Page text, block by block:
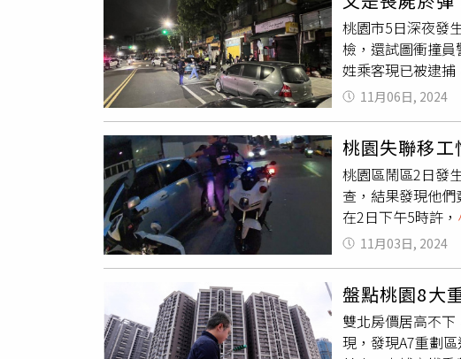
等指標案共襄盛舉
區的「悦讀伊頓」
強勢上場其來有
設、機能逐步到位
的年增幅，不過
城」，破百億元
天鵝、興富發接
住展雜誌提供）
年減12.6%，陳炳
福承曦」有90億
情較低，推案不
劣勢，與大眾運
雪上加霜，純粹
南港，和桃園市
局，回不了頭。不
出，其他新案則生人
爐！打房後普跌1成 「這裡」晚1個月買省百
成為接軌大車站城
擁有超級綠覆的
溪 以自然居境為
牌，一直以來從空
昕森丰」建築手
令人不禁佇
｜桃園市桃園區
桃園市5日深夜發
檢，還試圖衝撞
姓乘客現已被逮捕
轉彎未打方向燈
警網攔查，該輛
逃逸，徐姓乘客
例、妨害公務等
11月06日, 2024
桃園失聯移
桃園區鬧區2日發
查，結果發現他
在2日下午5時許，
對駕駛人進行勸
即出於安全考量
釐清2人失聯的原
而選擇隱匿，2人
非常複雜，許多人
11月03日, 2024
盤點桃園8大
雙北房價居高不
現，發現A7重劃